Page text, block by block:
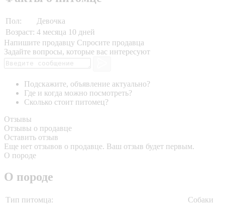
Пол:
Девочка
Возраст: 4 месяца 10 дней
Напишите продавцу Спросите продавца
Задайте вопросы, которые вас интересуют
Подскажите, объявление актуально?
Где и когда можно посмотреть?
Сколько стоит питомец?
Отзывы
Отзывы о продавце
Оставить отзыв
Еще нет отзывов о продавце. Ваш отзыв будет первым.
О породе
О породе
Тип питомца: Собаки